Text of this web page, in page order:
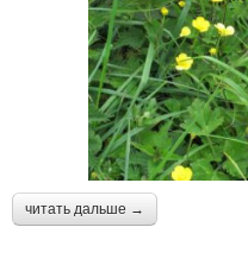
читать дальше →